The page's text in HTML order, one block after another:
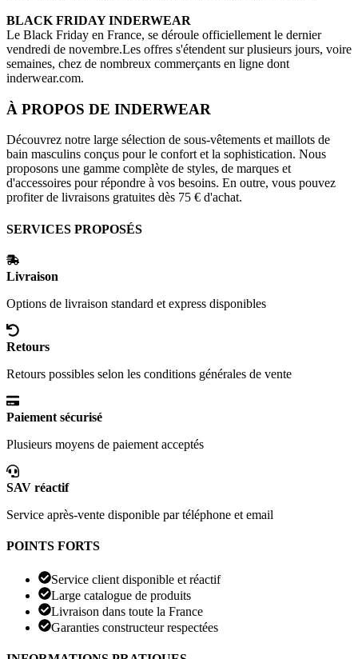
BLACK FRIDAYINDERWEAR
Le Black Friday en France, se déroule officiellement le dernier
vendredi de novembre.Les offres s'étendent sur plusieurs jours, voire
semaines, chez de nombreux commerçants en ligne dont
inderwear.com.
À PROPOS DE INDERWEAR
Découvrez notre large sélection de sous-vêtements et maillots de
bain masculins conçus pour le confort et la sophistication. Nous
proposons une gamme complète de styles, de marques et
d'accessoires pour répondre à vos besoins. En outre, vous pouvez
profiter de livraisons gratuites dès 75 € d'achat.
SERVICES PROPOSÉS
Livraison
Options de livraison standard et express disponibles
Retours
Retours possibles selon les conditions générales de vente
Paiement sécurisé
Plusieurs moyens de paiement acceptés
SAV réactif
Service après-vente disponible par téléphone et email
POINTS FORTS
Service client disponible et réactif
Large catalogue de produits
Livraison dans toute la France
Garanties constructeur respectées